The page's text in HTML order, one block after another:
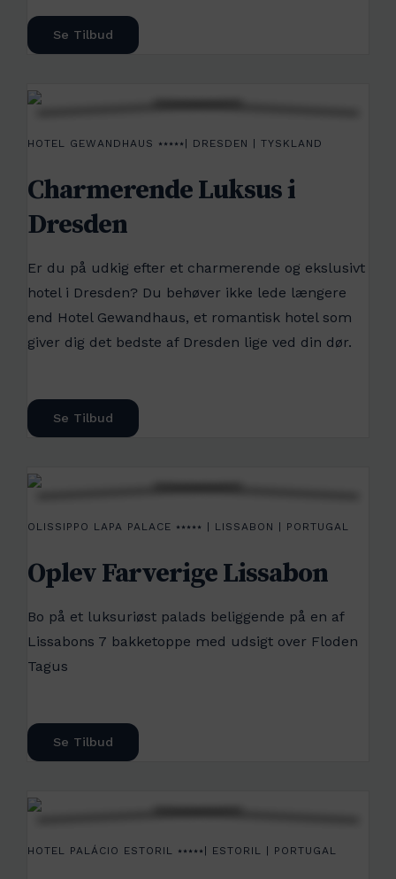
Se Tilbud
HOTEL GEWANDHAUS ⭑⭑⭑⭑⭑| DRESDEN | TYSKLAND
Charmerende Luksus i
Dresden
Er du på udkig efter et charmerende og ekslusivt
hotel i Dresden? Du behøver ikke lede længere
end Hotel Gewandhaus, et romantisk hotel som
giver dig det bedste af Dresden lige ved din dør.
Se Tilbud
OLISSIPPO LAPA PALACE ⭑⭑⭑⭑⭑ | LISSABON | PORTUGAL
Oplev Farverige Lissabon
Bo på et luksuriøst palads beliggende på en af
Lissabons 7 bakketoppe med udsigt over Floden
Tagus
Se Tilbud
HOTEL PALÁCIO ESTORIL ⭑⭑⭑⭑⭑| ESTORIL | PORTUGAL